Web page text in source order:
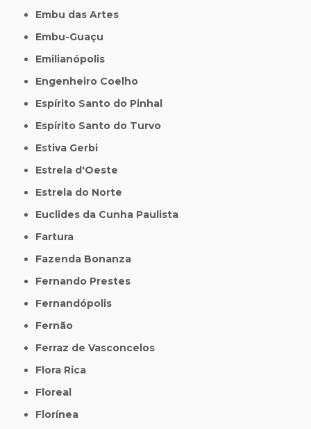
Embu das Artes
Embu-Guaçu
Emilianópolis
Engenheiro Coelho
Espírito Santo do Pinhal
Espírito Santo do Turvo
Estiva Gerbi
Estrela d'Oeste
Estrela do Norte
Euclides da Cunha Paulista
Fartura
Fazenda Bonanza
Fernando Prestes
Fernandópolis
Fernão
Ferraz de Vasconcelos
Flora Rica
Floreal
Florínea